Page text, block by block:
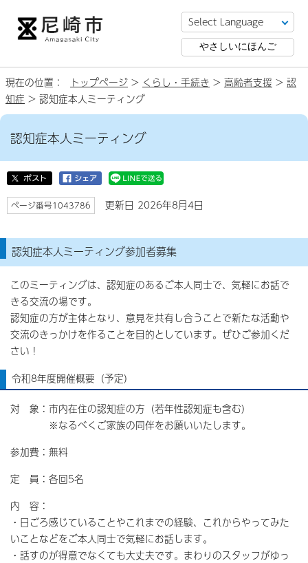
やさしいにほんご
現在の位置： トップページ > くらし・手続き > 高齢者支援 > 認
知症 > 認知症本人ミーティング
認知症本人ミーティング
ページ番号1043786 更新日 2026年8月4日
認知症本人ミーティング参加者募集
このミーティングは、認知症のあるご本人同士で、気軽にお話で
きる交流の場です。
認知症の方が主体となり、意見を共有し合うことで新たな活動や
交流のきっかけを作ることを目的としています。ぜひご参加くだ
さい！
令和8年度開催概要（予定）
対 象：市内在住の認知症の方（若年性認知症も含む）
※なるべくご家族の同伴をお願いいたします。
参加費：無料
定 員：各回5名
内 容：
・日ごろ感じていることやこれまでの経験、これからやってみた
いことなどをご本人同士で気軽にお話します。
・話すのが得意でなくても大丈夫です。まわりのスタッフがゆっ